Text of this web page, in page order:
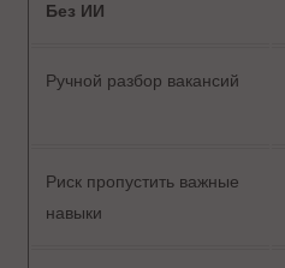
Без ИИ
Ручной разбор вакансий
Риск пропустить важные
навыки